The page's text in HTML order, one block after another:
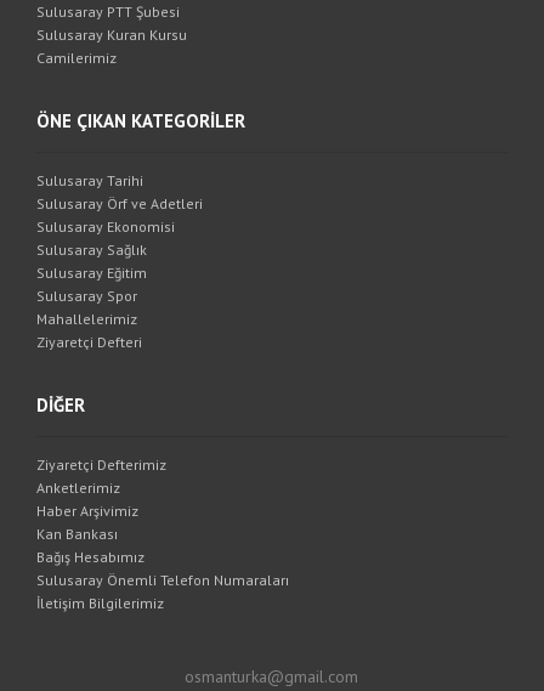
Sulusaray PTT Şubesi
Sulusaray Kuran Kursu
Camilerimiz
ÖNE ÇIKAN KATEGORİLER
Sulusaray Tarihi
Sulusaray Örf ve Adetleri
Sulusaray Ekonomisi
Sulusaray Sağlık
Sulusaray Eğitim
Sulusaray Spor
Mahallelerimiz
Ziyaretçi Defteri
DİĞER
Ziyaretçi Defterimiz
Anketlerimiz
Haber Arşivimiz
Kan Bankası
Bağış Hesabımız
Sulusaray Önemli Telefon Numaraları
İletişim Bilgilerimiz
osmanturka@gmail.com